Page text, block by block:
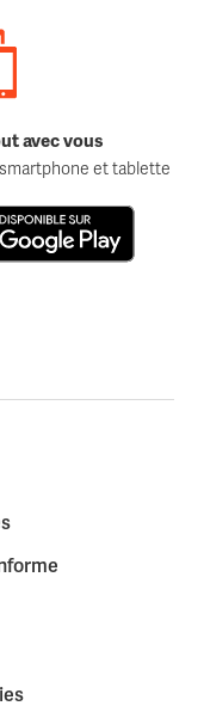
avec vous
et tablette
d'accueil